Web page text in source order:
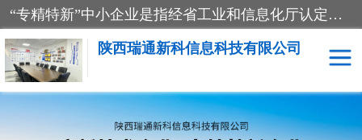
“专精特新”中小企业是指经省工业和信息化厅认定，专注于细分市场、掌握关键核心技术、创新能力强、市场占有率高、质量效益优，在专业化、精细化、特色化、新颖化等方面表现突出的中小企业。
陕西瑞通新科信息科技有限公司